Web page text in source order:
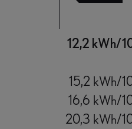
12,2 kWh/
15,2 kWh/
16,6 kWh/
20,3 kWh/